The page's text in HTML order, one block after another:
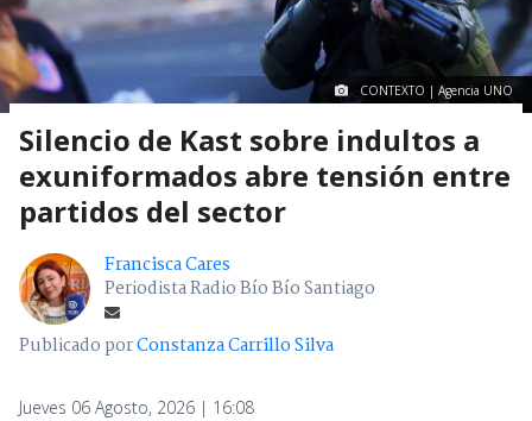
CONTEXTO | Agencia UNO
Silencio de Kast sobre indultos a
exuniformados abre tensión entre
partidos del sector
Francisca Cares
Periodista Radio Bío Bío Santiago
Publicado porConstanza Carrillo Silva
Jueves 06 Agosto, 2026 | 16:08